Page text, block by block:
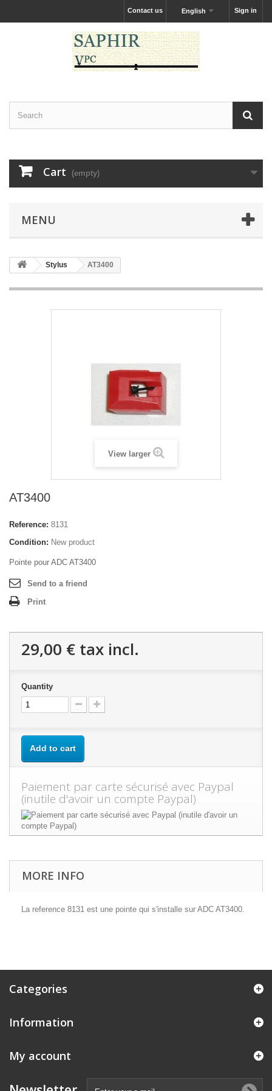
Sign in
English
Contact us
Cart (empty)
MENU
Stylus AT3400
View larger
AT3400
Reference: 8131
Condition: New product
Pointe pour ADC AT3400
Send to a friend
Print
29,00 € tax incl.
Quantity
Add to cart
Paiement par carte sécurisé avec Paypal
(inutile d'avoir un compte Paypal)
MORE INFO
La reference 8131 est une pointe qui s'installe sur ADC AT3400.
Categories
Information
My account